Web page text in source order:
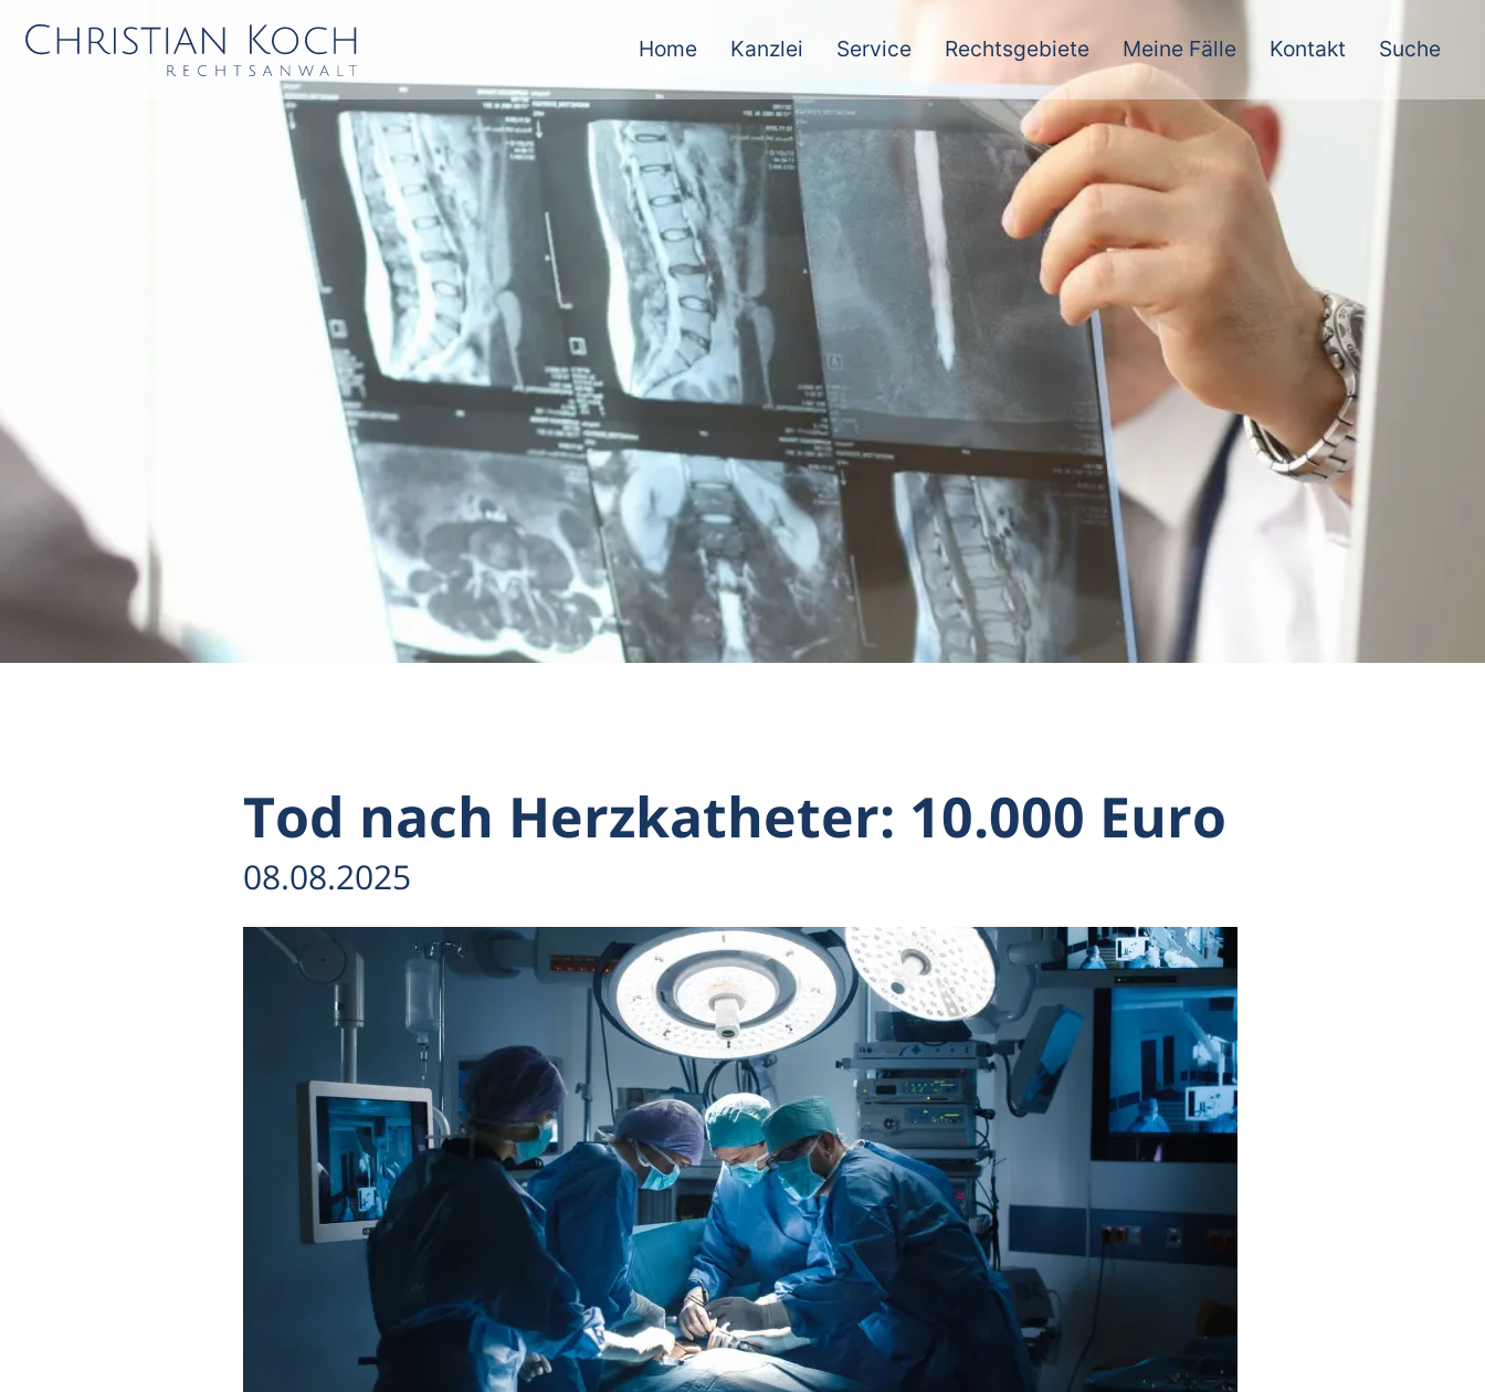
Home Kanzlei Service Rechtsgebiete Meine Fälle Kontakt Suche
Tod nach Herzkatheter: 10.000 Euro
08.08.2025